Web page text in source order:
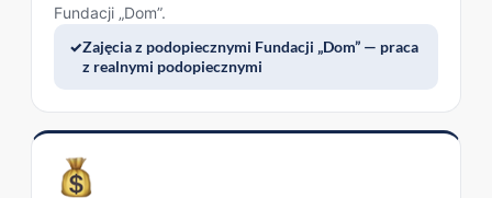
Fundacji „Dom”.
Zajęcia z podopiecznymi Fundacji „Dom” — praca
z realnymi podopiecznymi